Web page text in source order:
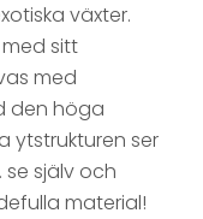
växter.
sitt
med
den höga
ytstrukturen ser
själv och
material!